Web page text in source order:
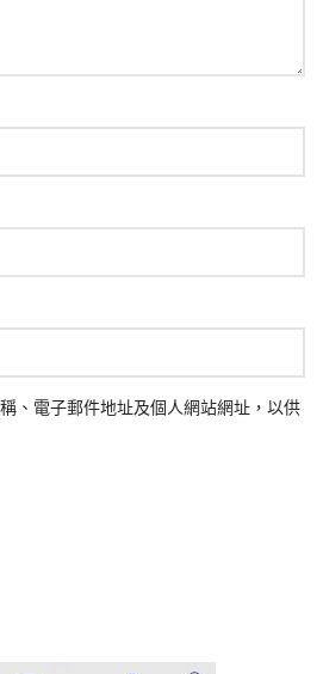
、電子郵件地址及個人網站網址，以供